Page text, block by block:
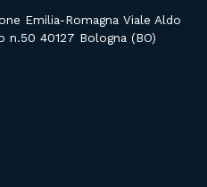
Emilia-Romagna Viale Aldo
n.50 40127 Bologna (BO)